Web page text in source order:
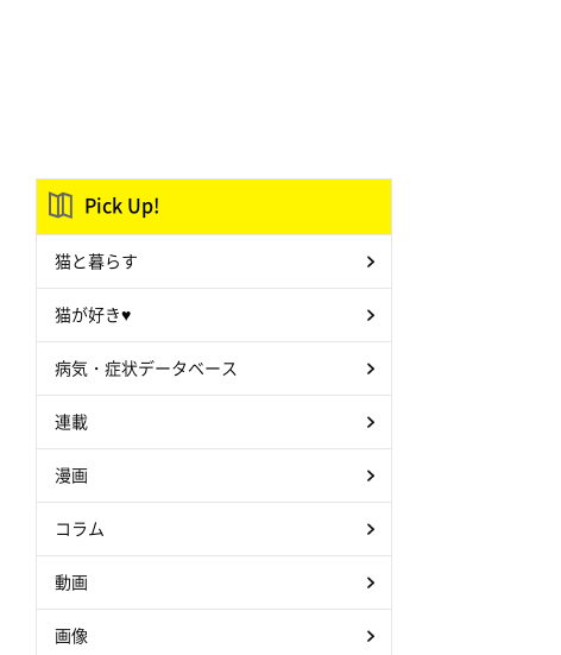
Pick Up!
猫と暮らす
猫が好き♥
病気・症状データベース
連載
漫画
コラム
動画
画像